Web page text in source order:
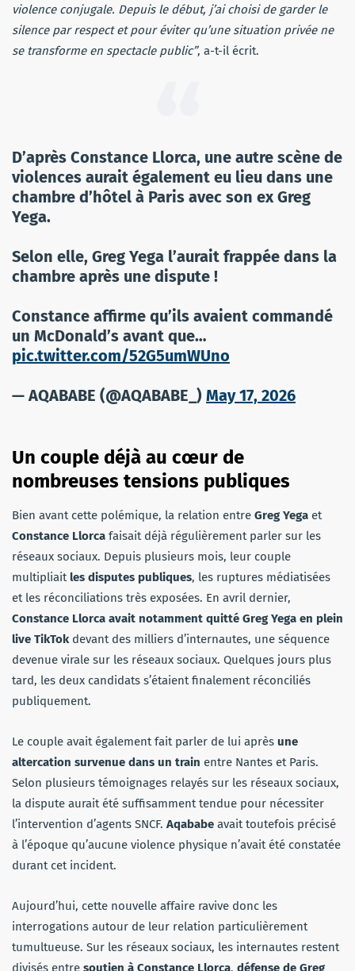
violence conjugale. Depuis le début, j’ai choisi de garder le
silence par respect et pour éviter qu’une situation privée ne
se transforme en spectacle public”, a-t-il écrit.
D’après Constance Llorca, une autre scène de
violences aurait également eu lieu dans une
chambre d’hôtel à Paris avec son ex Greg
Yega.
Selon elle, Greg Yega l’aurait frappée dans la
chambre après une dispute !
Constance affirme qu’ils avaient commandé
un McDonald’s avant que…
pic.twitter.com/52G5umWUno
— AQABABE (@AQABABE_) May 17, 2026
Un couple déjà au cœur de
nombreuses tensions publiques
Bien avant cette polémique, la relation entre Greg Yega et
Constance Llorca faisait déjà régulièrement parler sur les
réseaux sociaux. Depuis plusieurs mois, leur couple
multipliaitles disputes publiques, les ruptures médiatisées
et les réconciliations très exposées. En avril dernier,
Constance Llorca avait notamment quitté Greg Yega en plein
live TikTok devant des milliers d’internautes, une séquence
devenue virale sur les réseaux sociaux. Quelques jours plus
tard, les deux candidats s’étaient finalement réconciliés
publiquement.
Le couple avait également fait parler de lui après une
altercation survenue dans un train entre Nantes et Paris.
Selon plusieurs témoignages relayés sur les réseaux sociaux,
la dispute aurait été suffisamment tendue pour nécessiter
l’intervention d’agents SNCF. Aqababe avait toutefois précisé
à l’époque qu’aucune violence physique n’avait été constatée
durant cet incident.
Aujourd’hui, cette nouvelle affaire ravive donc les
interrogations autour de leur relation particulièrement
tumultueuse. Sur les réseaux sociaux, les internautes restent
divisés entre soutien à Constance Llorca, défense de Greg